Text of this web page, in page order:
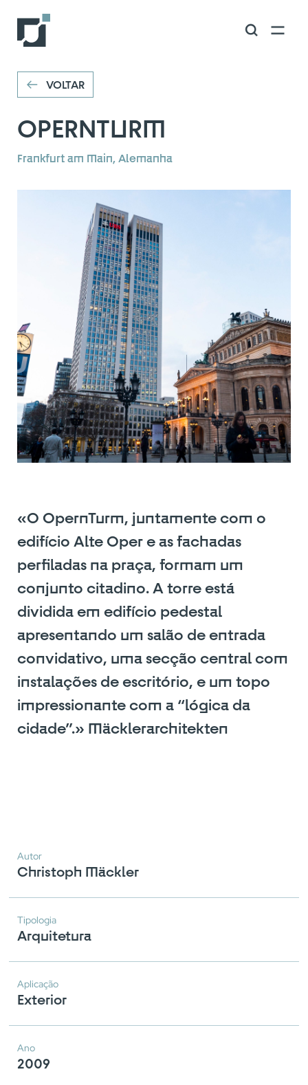
VOLTAR
OPERNTURM
Frankfurt am Main, Alemanha
«O OpernTurm, juntamente com o
edifício Alte Oper e as fachadas
perfiladas na praça, formam um
conjunto citadino. A torre está
dividida em edifício pedestal
apresentando um salão de entrada
convidativo, uma secção central com
instalações de escritório, e um topo
impressionante com a “lógica da
cidade”.» Mäcklerarchitekten
Autor
Christoph Mäckler
Tipologia
Arquitetura
Aplicação
Exterior
Ano
2009